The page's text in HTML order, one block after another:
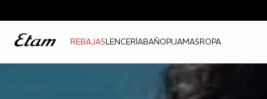
REBAJASLENCERÍABAÑOPIJAMASROPA